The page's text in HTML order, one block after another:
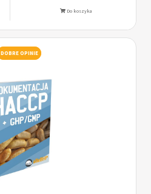
Do koszyka
DOBRE OPINIE